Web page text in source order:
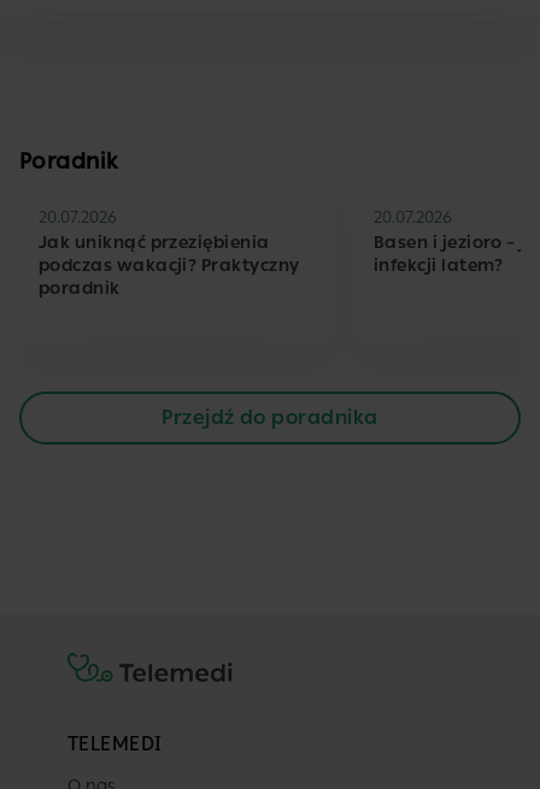
Poradnik
20.07.2026
Jak uniknąć przeziębienia
podczas wakacji? Praktyczny
poradnik
20.07.2026
Basen i jezioro –
infekcji latem?
Przejdź do poradnika
TELEMEDI